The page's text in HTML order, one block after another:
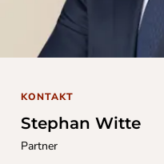
KONTAKT
Stephan Witte
Partner